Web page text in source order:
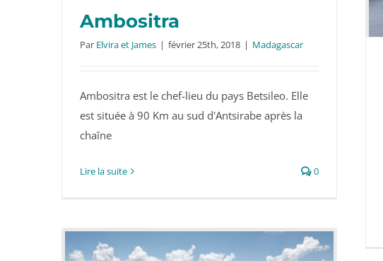
Ambositra
Ambositra
Par Elvira et James | février 25th, 2018 | Madagascar
Ambositra est le chef-lieu du pays Betsileo. Elle
est située à 90 Km au sud d'Antsirabe après la
chaîne
Lire la suite 0